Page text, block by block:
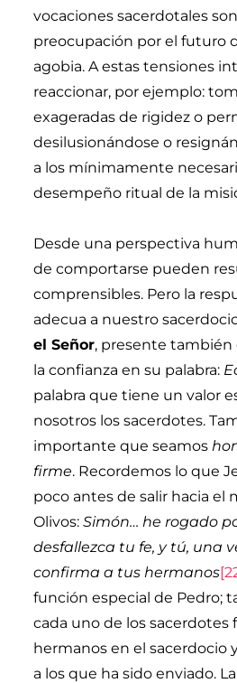
vocaciones sacerdotales
preocupación por el futuro
agobia. A estas tensiones
reaccionar, por ejemplo:
exageradas de rigidez o
desilusionándose o
a los mínimamente
desempeño ritual de la
Desde una perspectiva
de comportarse pueden
comprensibles. Pero la
adecua a nuestro
el Señor, presente también
la confianza en su palabra:
palabra que tiene un valor
nosotros los sacerdotes.
importante que seamos
firme. Recordemos lo que
poco antes de salir hacia el
Olivos:Simón… he rogado
desfallezca tu fe, y tú, una
confirma a tus hermanos
función especial de Pedro;
cada uno de los sacerdotes
hermanos en el sacerdocio
a los que ha sido enviado.